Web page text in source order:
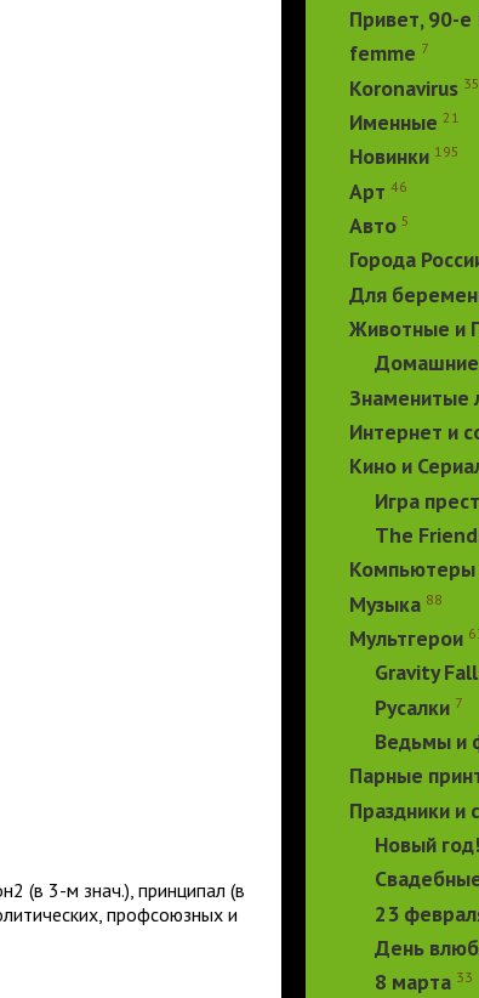
(в 3-м знач.), принципал (в
профсоюзных и
Привет, 90-е
femme 7
Koronavirus 35
Именные 21
Новинки 195
Арт 46
Авто 5
Города
Для
Животные и
Знаменитые
Интернет и
Кино и
Игра
The
Компьютеры
Музыка 88
Мультгерои
Gravity
Русалки 7
Ведьмы и
Парные
Праздники и
Новый
23
День
8 марта 33